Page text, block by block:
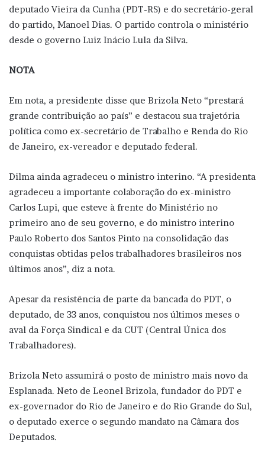
deputado Vieira da Cunha (PDT-RS) e do secretário-geral
do partido, Manoel Dias. O partido controla o ministério
desde o governo Luiz Inácio Lula da Silva.
NOTA
Em nota, a presidente disse que Brizola Neto “prestará
grande contribuição ao país” e destacou sua trajetória
política como ex-secretário de Trabalho e Renda do Rio
de Janeiro, ex-vereador e deputado federal.
Dilma ainda agradeceu o ministro interino. “A presidenta
agradeceu a importante colaboração do ex-ministro
Carlos Lupi, que esteve à frente do Ministério no
primeiro ano de seu governo, e do ministro interino
Paulo Roberto dos Santos Pinto na consolidação das
conquistas obtidas pelos trabalhadores brasileiros nos
últimos anos”, diz a nota.
Apesar da resistência de parte da bancada do PDT, o
deputado, de 33 anos, conquistou nos últimos meses o
aval da Força Sindical e da CUT (Central Única dos
Trabalhadores).
Brizola Neto assumirá o posto de ministro mais novo da
Esplanada. Neto de Leonel Brizola, fundador do PDT e
ex-governador do Rio de Janeiro e do Rio Grande do Sul,
o deputado exerce o segundo mandato na Câmara dos
Deputados.